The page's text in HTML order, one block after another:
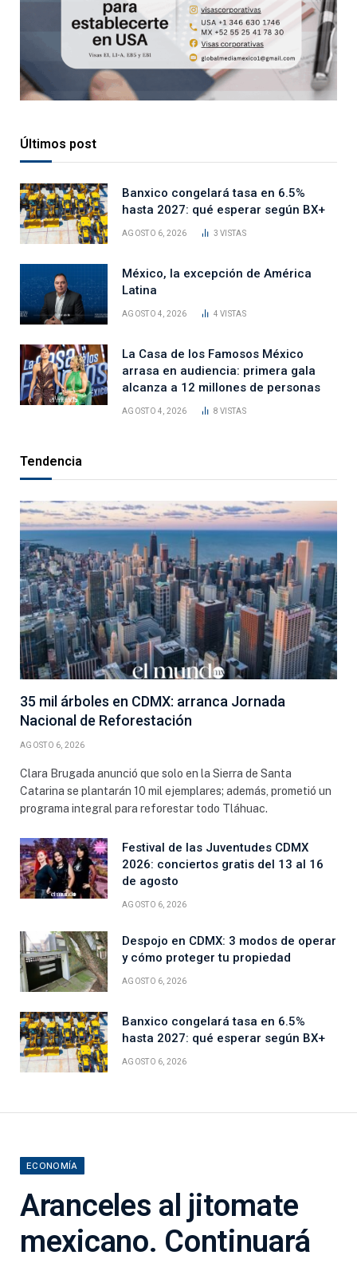
Últimos post
Banxico congelará tasa en 6.5%
hasta 2027: qué esperar según BX+
AGOSTO 6, 2026 3VISTAS
México, la excepción de América
Latina
AGOSTO 4, 2026 4VISTAS
La Casa de los Famosos México
arrasa en audiencia: primera gala
alcanza a 12 millones de personas
AGOSTO 4, 2026 8VISTAS
Tendencia
35 mil árboles en CDMX: arranca Jornada
Nacional de Reforestación
AGOSTO 6, 2026
Clara Brugada anunció que solo en la Sierra de Santa
Catarina se plantarán 10 mil ejemplares; además, prometió un
programa integral para reforestar todo Tláhuac.
Festival de las Juventudes CDMX
2026: conciertos gratis del 13 al 16
de agosto
AGOSTO 6, 2026
Despojo en CDMX: 3 modos de operar
y cómo proteger tu propiedad
AGOSTO 6, 2026
Banxico congelará tasa en 6.5%
hasta 2027: qué esperar según BX+
AGOSTO 6, 2026
ECONOMÍA
Aranceles al jitomate
mexicano. Continuará